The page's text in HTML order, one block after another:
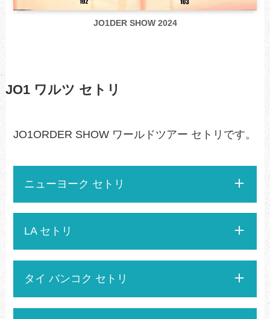
JO1DER SHOW 2024
JO1 ワルツ セトリ
JO1ORDER SHOW ワールドツアー セトリです。
ニューヨーク セトリ
LA セトリ
タイ バンコク セトリ